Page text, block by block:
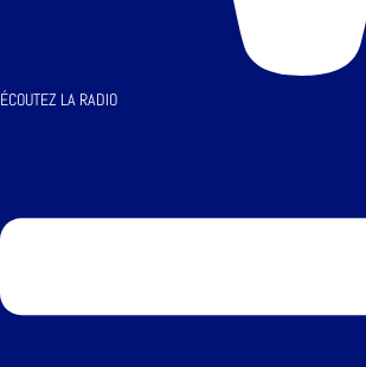
ÉCOUTEZ LA RADIO